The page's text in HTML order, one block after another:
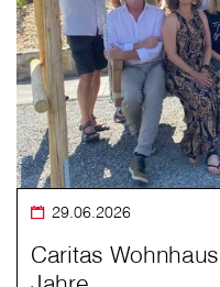
29.06.2026
Caritas